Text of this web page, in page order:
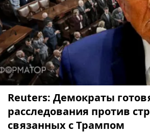
Reuters: Демократы
расследования против
связанных с Трампом